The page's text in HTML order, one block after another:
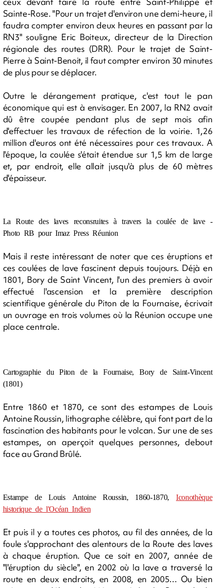
Sainte-Rose. "Pour un trajet d'environ une demi-heure, il
faudra compter environ deux heures en passant par la
RN3" souligne Eric Boiteux, directeur de la Direction
régionale des routes (DRR). Pour le trajet de Saint-
Pierre à Saint-Benoit, il faut compter environ 30 minutes
de plus pour se déplacer.
Outre le dérangement pratique, c'est tout le pan
économique qui est à envisager. En 2007, la RN2 avait
dû être coupée pendant plus de sept mois afin
d'effectuer les travaux de réfection de la voirie. 1,26
million d'euros ont été nécessaires pour ces travaux. A
l'époque, la coulée s'était étendue sur 1,5 km de large
et, par endroit, elle allait jusqu'à plus de 60 mètres
d'épaisseur.
La Route des laves reconsruites à travers la coulée de lave -
Photo RB pour Imaz Press Réunion
Mais il reste intéressant de noter que ces éruptions et
ces coulées de lave fascinent depuis toujours. Déjà en
1801, Bory de Saint Vincent, l'un des premiers à avoir
effectué l'ascension et la première description
scientifique générale du Piton de la Fournaise, écrivait
un ouvrage en trois volumes où la Réunion occupe une
place centrale.
Cartographie du Piton de la Fournaise, Bory de Saint-Vincent
(1801)
Entre 1860 et 1870, ce sont des estampes de Louis
Antoine Roussin, lithographe célèbre, qui font part de la
fascination des habitants pour le volcan. Sur une de ses
estampes, on aperçoit quelques personnes, debout
face au Grand Brûlé.
Estampe de Louis Antoine Roussin, 1860-1870,Iconothèque
historique de l'Océan Indien
Et puis il y a toutes ces photos, au fil des années, de la
foule s'approchant des alentours de la Route des laves
à chaque éruption. Que ce soit en 2007, année de
"l'éruption du siècle", en 2002 où la lave a traversé la
route en deux endroits, en 2008, en 2005… Ou bien